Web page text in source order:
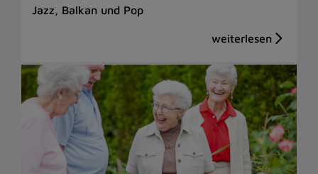
Jazz, Balkan und Pop